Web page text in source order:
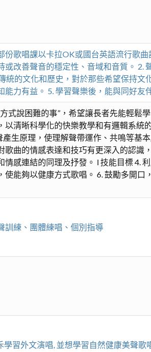
份歌唱課以卡拉OK或國台英語流行歌
改善聲音的穩定性、音域和音質。
統的文化和歷史，對於那些希望保持
能力有益。 5. 學習聲樂後，能與同好
式說困難的事”，希望讓長者先能輕
以清晰科學化的快樂教學和有邏輯系
產生原理，使理解聲帶運作、共鳴等
曲的情感表達和技巧有更深入的認識
感連結的同理及抒發。 l 技能目標 4.
能夠以健康方式歌唱。 6. 鼓勵多開
訓練、團體練唱、個別指導
學習外文演唱, 並想學習自然健康美聲歌